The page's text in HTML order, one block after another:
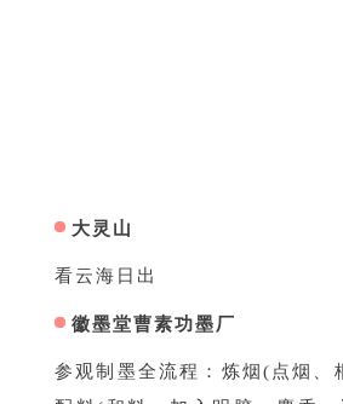
大灵山
看云海日出
徽墨堂曹素功墨厂
参观制墨全流程：炼烟(点烟、